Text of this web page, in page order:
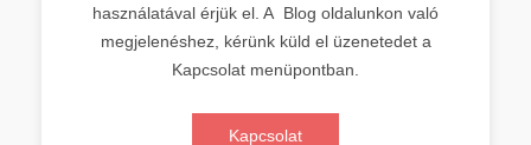
használatával érjük el. A Blog oldalunkon való
megjelenéshez, kérünk küld el üzenetedet a
Kapcsolat menüpontban.
Kapcsolat